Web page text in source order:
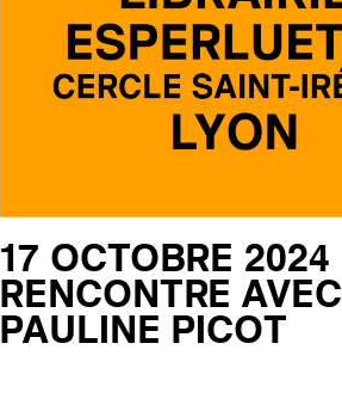
17 OCTOBRE 2024
RENCONTRE AVEC
PAULINE PICOT